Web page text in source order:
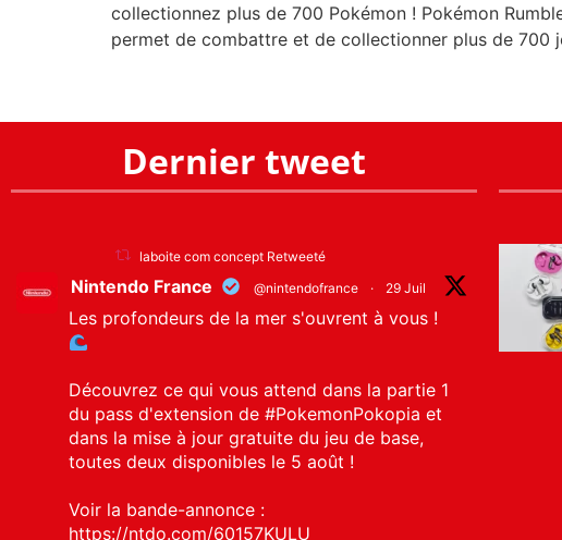
collectionnez plus de 700 Pokémon ! Pokémon
permet de combattre et de collectionner plus de 700
Dernier tweet
laboite com concept Retweeté
Nintendo France @nintendofrance · 29 Juil
Les profondeurs de la mer s'ouvrent à vous !
Découvrez ce qui vous attend dans la partie 1
du pass d'extension de #PokemonPokopia et
dans la mise à jour gratuite du jeu de base,
toutes deux disponibles le 5 août !
Voir la bande-annonce :
https://ntdo.com/60157KULU